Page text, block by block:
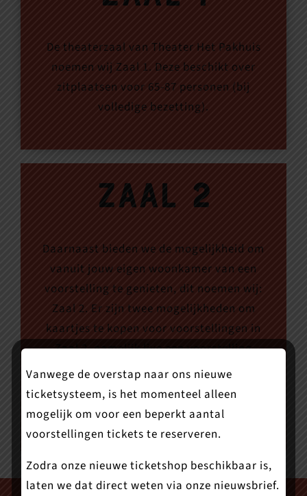
De theaterzaal van Theater Het Pakhuis
noemen wij Zaal 1. Deze beschikt over
zitplaatsen voor 65-87 personen (bij
volledige bezetting).
Zaal 2
Daarnaast bieden we de mogelijkheid om
vanuit jouw eigen woonkamer van een
voorstelling te genieten, dit noemen wij:
Zaal 2. Er zijn twee mogelijkheden om
kaartjes te kopen voor voorstellingen in
Zaal 2, namelijk live een voorstelling
volgen via onze livestream en een
registratie bekijken op een moment dat
jóu uitkomt.
Vanwege de overstap naar ons nieuwe
ticketsysteem, is het momenteel alleen
mogelijk om voor een beperkt aantal
voorstellingen tickets te reserveren.
Zodra onze nieuwe ticketshop beschikbaar is,
laten we dat direct weten via onze nieuwsbrief.